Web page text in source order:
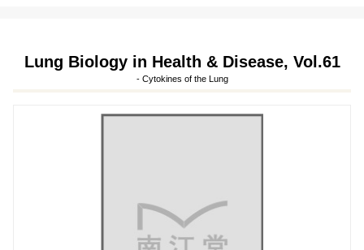
Lung Biology in Health & Disease, Vol.61
- Cytokines of the Lung